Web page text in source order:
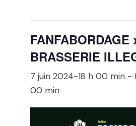
FANFABORDAGE
BRASSERIE
7 juin 2024-18 h 00 min -
00 min